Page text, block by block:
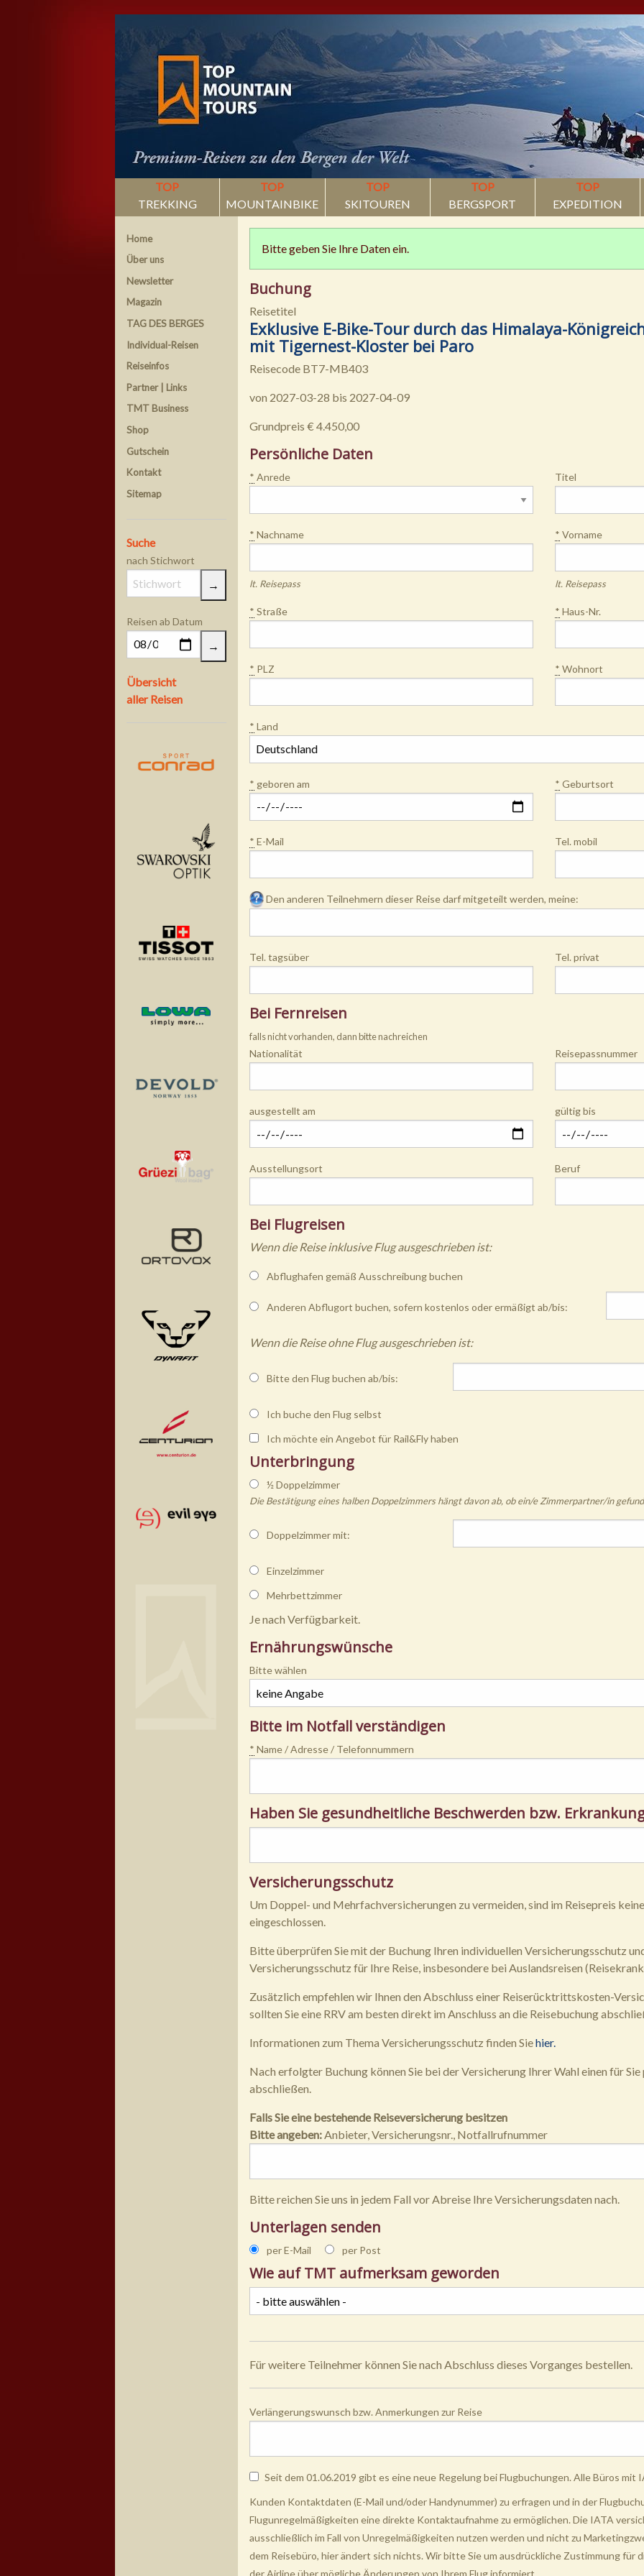
TOP
TREKKING
TOP
MOUNTAINBIKE
TOP
SKITOUREN
TOP
BERGSPORT
TOP
EXPEDITION
Home
Über uns
Newsletter
Magazin
TAG DES BERGES
Individual-Reisen
Reiseinfos
Partner | Links
TMT Business
Shop
Gutschein
Kontakt
Sitemap
Suche
nach Stichwort
Reisen ab Datum
Übersicht
aller Reisen
Bitte geben Sie Ihre Daten ein.
Buchung
Reisetitel
Exklusive E-Bike-Tour durch das Himalaya-
mit Tigernest-Kloster bei Paro
Reisecode BT7-MB403
von 2027-03-28 bis 2027-04-09
Grundpreis € 4.450,00
Persönliche Daten
* Anrede Titel
* Nachname
lt. Reisepass
* Vorname
lt. Reisepass
* Straße * Haus-Nr.
* PLZ * Wohnort
* Land
* geboren am * Geburtsort
* E-Mail Tel. mobil
Den anderen Teilnehmern dieser Reise darf mitgeteilt werden, meine:
Tel. tagsüber Tel. privat
Bei Fernreisen
falls nicht vorhanden, dann bitte nachreichen
Nationalität Reisepassnummer
ausgestellt am gültig bis
Ausstellungsort Beruf
Bei Flugreisen
Wenn die Reise inklusive Flug ausgeschrieben ist:
Abflughafen gemäß Ausschreibung buchen
Anderen Abflugort buchen, sofern kostenlos oder ermäßigt ab/bis:
Wenn die Reise ohne Flug ausgeschrieben ist:
Bitte den Flug buchen ab/bis:
Ich buche den Flug selbst
Ich möchte ein Angebot für Rail&Fly haben
Unterbringung
½ Doppelzimmer
Die Bestätigung eines halben Doppelzimmers hängt davon ab, ob ein/e Zimmerpartner/in
Doppelzimmer mit:
Einzelzimmer
Mehrbettzimmer
Je nach Verfügbarkeit.
Ernährungswünsche
Bitte wählen
Bitte im Notfall verständigen
* Name / Adresse / Telefonnummern
Haben Sie gesundheitliche Beschwerden bzw.
Versicherungsschutz
Um Doppel- und Mehrfachversicherungen zu vermeiden, sind im Reisepreis
eingeschlossen.
Bitte überprüfen Sie mit der Buchung Ihren individuellen Versicherungsschutz
Versicherungsschutz für Ihre Reise, insbesondere bei Auslandsreisen
Zusätzlich empfehlen wir Ihnen den Abschluss einer Reiserücktrittskosten-
sollten Sie eine RRV am besten direkt im Anschluss an die Reisebuchung
Informationen zum Thema Versicherungsschutz finden Siehier.
Nach erfolgter Buchung können Sie bei der Versicherung Ihrer Wahl einen für
abschließen.
Falls Sie eine bestehende Reiseversicherung besitzen
Bitte angeben:Anbieter, Versicherungsnr., Notfallrufnummer
Bitte reichen Sie uns in jedem Fall vor Abreise Ihre Versicherungsdaten nach.
Unterlagen senden
per E-Mail per Post
Wie auf TMT aufmerksam geworden
Für weitere Teilnehmer können Sie nach Abschluss dieses Vorganges bestellen.
Verlängerungswunsch bzw. Anmerkungen zur Reise
Seit dem 01.06.2019 gibt es eine neue Regelung bei Flugbuchungen. Alle Büros
Kunden Kontaktdaten (E-Mail und/oder Handynummer) zu erfragen und in der
Flugunregelmäßigkeiten eine direkte Kontaktaufnahme zu ermöglichen. Die IATA
ausschließlich im Fall von Unregelmäßigkeiten nutzen werden und nicht zu
dem Reisebüro, hier ändert sich nichts. Wir bitte Sie um ausdrückliche Zustimmung für
der Airline über mögliche Änderungen von Ihrem Flug informiert.